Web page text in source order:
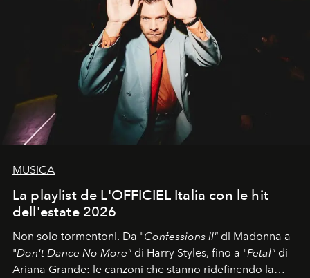
MUSICA
La playlist de L'OFFICIEL Italia con le hit
dell'estate 2026
Non solo tormentoni. Da "Confessions II" di Madonna a
"Don't Dance No More" di Harry Styles, fino a "Petal" di
Ariana Grande: le canzoni che stanno ridefinendo la